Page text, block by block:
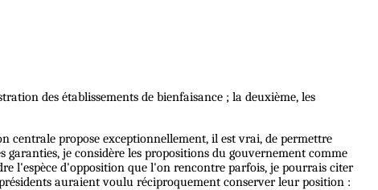
des établissements de bienfaisance ; la deuxième, les
centrale propose exceptionnellement, il est vrai, de permettre
je considère les propositions du gouvernement comme
l'espèce d'opposition que l'on rencontre parfois, je pourrais citer
auraient voulu réciproquement conserver leur position :